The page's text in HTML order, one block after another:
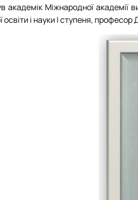
Міжнародної академії
освіти і науки І ступеня,